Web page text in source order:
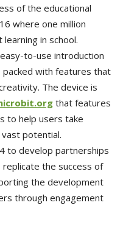
of the educational
where one million
in school.
to-use introduction
with features that
The device is
that features
to help users take
vast potential.
to develop partnerships
the success of
the development
through engagement